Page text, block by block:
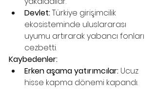
Devlet: Türkiye girişimcilik
ekosisteminde uluslararası
uyumu artırarak yabancı fonları
cezbetti.
Kaybedenler:
Erken aşama yatırımcılar: Ucuz
hisse kapma dönemi kapandı.